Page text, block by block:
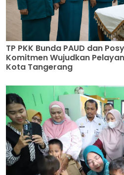
TP PKK Bunda PAUD dan
Komitmen Wujudkan
Kota Tangerang